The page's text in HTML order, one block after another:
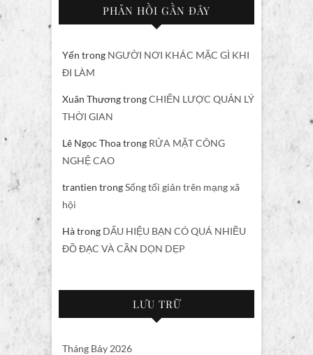
PHẢN HỒI GẦN ĐÂY
Yến trong NGƯỜI NƠI KHÁC MẶC GÌ KHI
ĐI LÀM
Xuân ThươngtrongCHIẾN LƯỢC QUẢN LÝ
THỜI GIAN
Lê Ngọc Thoatrong RỬA MẶT CÔNG
NGHỆ CAO
trantien trongSống tối giản trên mạng xã
hội
Hàtrong DẤU HIỆU BẠN CÓ QUÁ NHIỀU
ĐỒ ĐẠC VÀ CẦN DỌN DẸP
LƯU TRỮ
Tháng Bảy 2026